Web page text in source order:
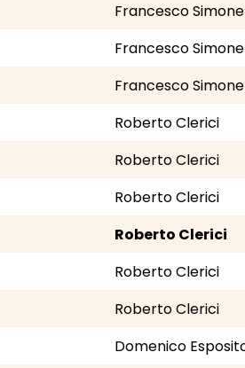
Francesco
Francesco
Francesco
Roberto Clerici
Roberto Clerici
Roberto Clerici
Roberto Clerici
Roberto Clerici
Roberto Clerici
Domenico